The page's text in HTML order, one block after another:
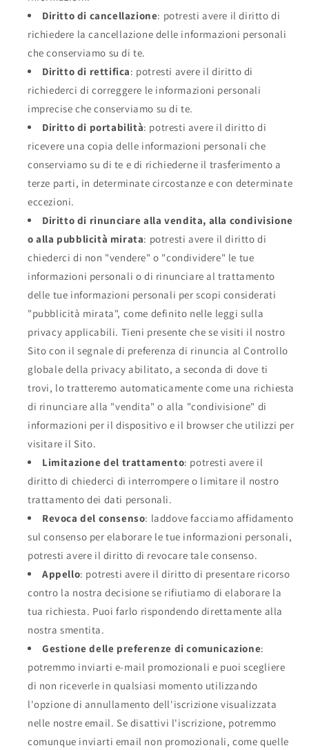
Diritto di cancellazione: potresti avere il diritto di
richiedere la cancellazione delle informazioni personali
che conserviamo su di te.
Diritto di rettifica: potresti avere il diritto di
richiederci di correggere le informazioni personali
imprecise che conserviamo su di te.
Diritto di portabilità: potresti avere il diritto di
ricevere una copia delle informazioni personali che
conserviamo su di te e di richiederne il trasferimento a
terze parti, in determinate circostanze e con determinate
eccezioni.
Diritto di rinunciare alla vendita, alla condivisione
o alla pubblicità mirata: potresti avere il diritto di
chiederci di non "vendere" o "condividere" le tue
informazioni personali o di rinunciare al trattamento
delle tue informazioni personali per scopi considerati
"pubblicità mirata", come definito nelle leggi sulla
privacy applicabili. Tieni presente che se visiti il nostro
Sito con il segnale di preferenza di rinuncia al Controllo
globale della privacy abilitato, a seconda di dove ti
trovi, lo tratteremo automaticamente come una richiesta
di rinunciare alla "vendita" o alla "condivisione" di
informazioni per il dispositivo e il browser che utilizzi per
visitare il Sito.
Limitazione del trattamento: potresti avere il
diritto di chiederci di interrompere o limitare il nostro
trattamento dei dati personali.
Revoca del consenso: laddove facciamo affidamento
sul consenso per elaborare le tue informazioni personali,
potresti avere il diritto di revocare tale consenso.
Appello: potresti avere il diritto di presentare ricorso
contro la nostra decisione se rifiutiamo di elaborare la
tua richiesta. Puoi farlo rispondendo direttamente alla
nostra smentita.
Gestione delle preferenze di comunicazione:
potremmo inviarti e-mail promozionali e puoi scegliere
di non riceverle in qualsiasi momento utilizzando
l'opzione di annullamento dell'iscrizione visualizzata
nelle nostre email. Se disattivi l'iscrizione, potremmo
comunque inviarti email non promozionali, come quelle